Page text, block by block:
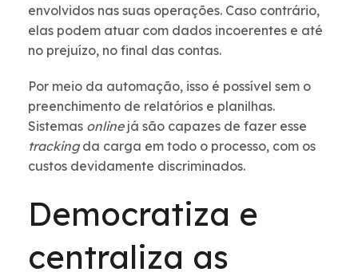
envolvidos nas suas operações. Caso contrário,
elas podem atuar com dados incoerentes e até
no prejuízo, no final das contas.
Por meio da automação, isso é possível sem o
preenchimento de relatórios e planilhas.
Sistemas online já são capazes de fazer esse
trackingda carga em todo o processo, com os
custos devidamente discriminados.
Democratiza e
centraliza as